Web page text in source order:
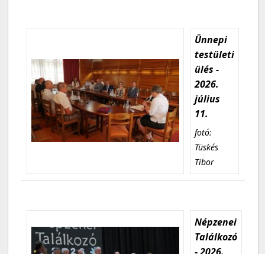
Ünnepi
testületi
ülés -
2026.
július
11.
fotó:
Tüskés
Tibor
Népzenei
Találkozó